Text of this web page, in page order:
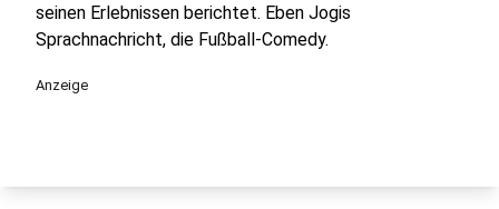
seinen Erlebnissen berichtet. Eben Jogis
Sprachnachricht, die Fußball-Comedy.
Anzeige